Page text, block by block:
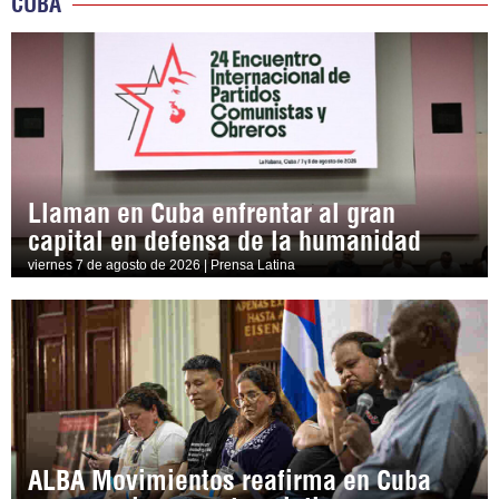
Llaman en Cuba enfrentar al gran
capital en defensa de la humanidad
viernes 7 de agosto de 2026 | Prensa Latina
ALBA Movimientos reafirma en Cuba